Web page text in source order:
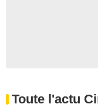
Toute l'actu